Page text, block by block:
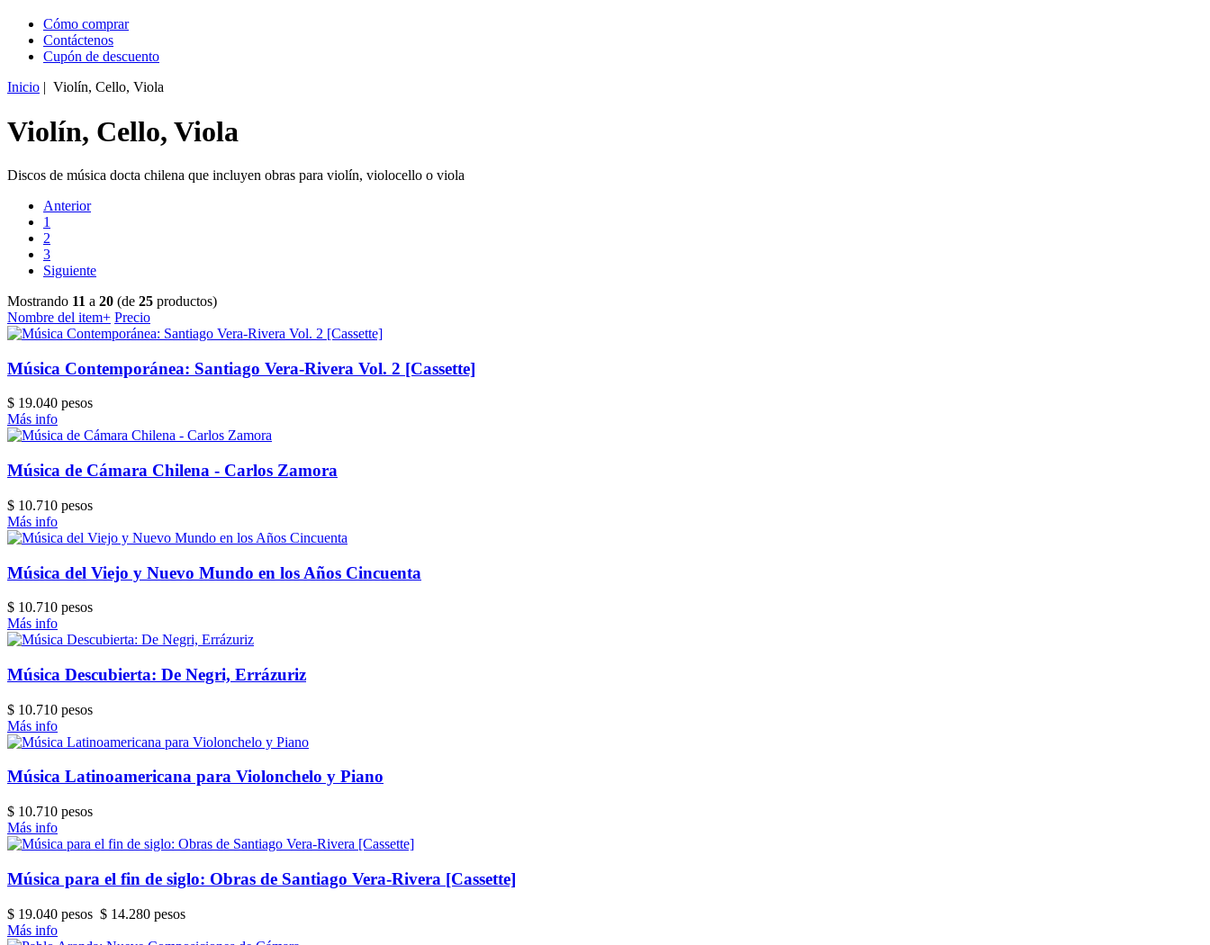
Cómo comprar
Contáctenos
Cupón de descuento
Inicio | Violín, Cello, Viola
Violín, Cello, Viola
Discos de música docta chilena que incluyen obras para violín, violocello o viola
Anterior
1
2
3
Siguiente
Mostrando 11 a 20 (de 25 productos)
Nombre del item+ Precio
Música Contemporánea: Santiago Vera-Rivera Vol. 2 [Cassette]
$ 19.040 pesos
Más info
Música de Cámara Chilena - Carlos Zamora
$ 10.710 pesos
Más info
Música del Viejo y Nuevo Mundo en los Años Cincuenta
$ 10.710 pesos
Más info
Música Descubierta: De Negri, Errázuriz
$ 10.710 pesos
Más info
Música Latinoamericana para Violonchelo y Piano
$ 10.710 pesos
Más info
Música para el fin de siglo: Obras de Santiago Vera-Rivera [Cassette]
$ 19.040 pesos $ 14.280 pesos
Más info